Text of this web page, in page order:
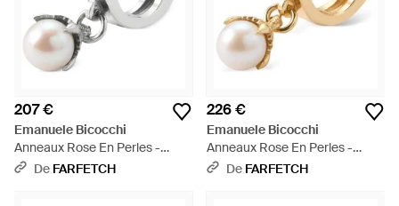
207 €
Emanuele Bicocchi
Anneaux Rose En Perles -
Métallisé
De FARFETCH
226 €
Emanuele Bicocchi
Anneaux Rose En Perles -
Métallisé
De FARFETCH